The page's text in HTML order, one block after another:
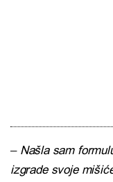
– Našla sam
izgrade svoje